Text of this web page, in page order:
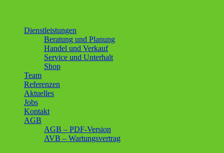
Dienstleistungen
Beratung und Planung
Handel und Verkauf
Service und Unterhalt
Shop
Team
Referenzen
Aktuelles
Jobs
Kontakt
AGB
AGB – PDF-Version
AVB – Wartungsvertrag